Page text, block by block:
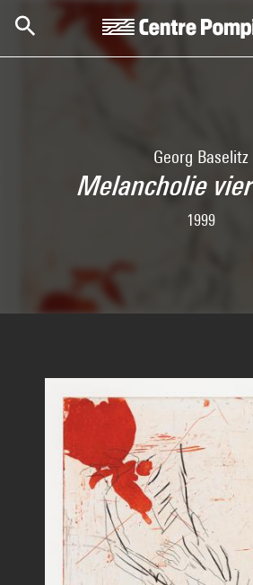
Georg Baselitz
Melancholie
1999